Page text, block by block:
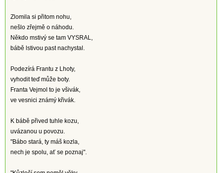
Zlomila si přitom nohu,
nešlo zřejmě o náhodu.
Někdo mstivý se tam VYSRAL,
bábě lstivou past nachystal.
Podezírá Frantu z Lhoty,
vyhodit teď může boty.
Franta Vejmol to je všivák,
ve vesnici známý křivák.
K bábě přived tuhle kozu,
uvázanou u povozu.
"Bábo stará, ty máš kozla,
nech je spolu, ať se poznaj".